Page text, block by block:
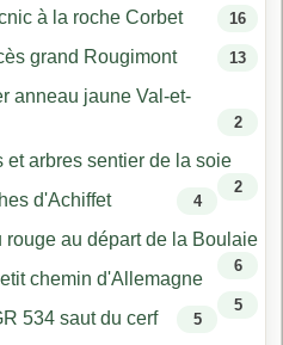
à la roche Corbet 16
grand Rougimont 13
anneau jaune Val-et-
2
et arbres sentier de la soie
2
d'Achiffet 4
au départ de la Boulaie
6
chemin d'Allemagne
5
534 saut du cerf 5